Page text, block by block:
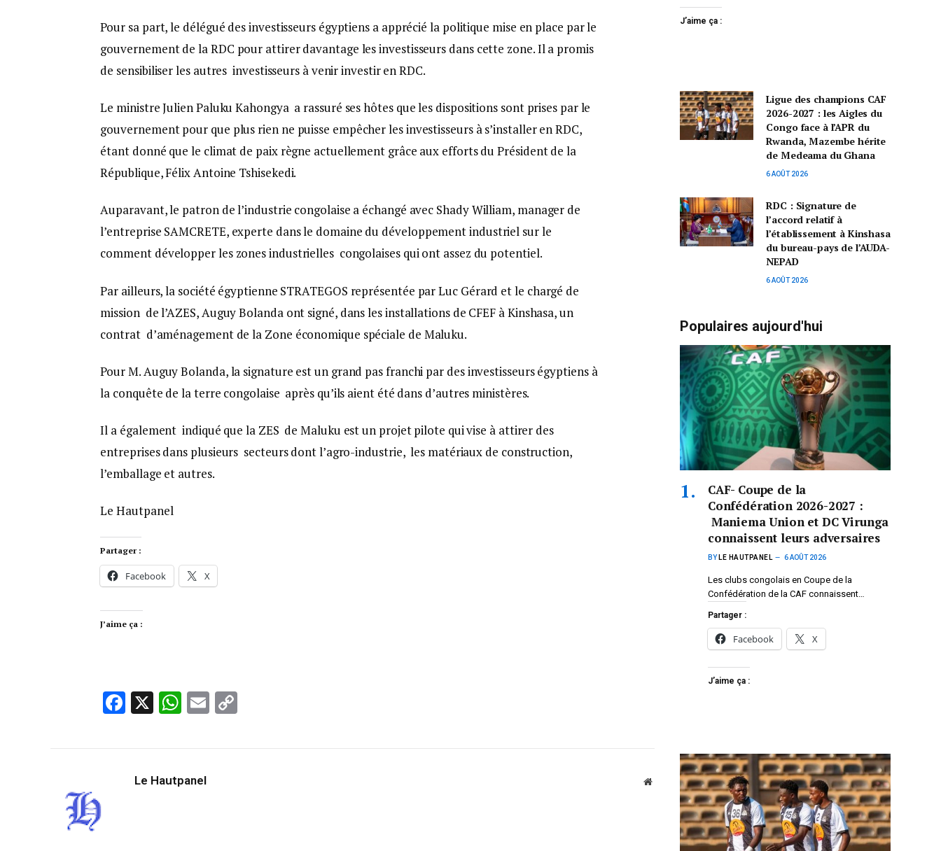
Pour sa part, le délégué des investisseurs égyptiens a apprécié la politique mise en place par le
gouvernement de la RDC pour attirer davantage les investisseurs dans cette zone. Il a promis
de sensibiliser les autres investisseurs à venir investir en RDC.
Le ministre Julien Paluku Kahongya a rassuré ses hôtes que les dispositions sont prises par le
gouvernement pour que plus rien ne puisse empêcher les investisseurs à s’installer en RDC,
étant donné que le climat de paix règne actuellement grâce aux efforts du Président de la
République, Félix Antoine Tshisekedi.
Auparavant, le patron de l’industrie congolaise a échangé avec Shady William, manager de
l’entreprise SAMCRETE, experte dans le domaine du développement industriel sur le
comment développer les zones industrielles congolaises qui ont assez du potentiel.
Par ailleurs, la société égyptienne STRATEGOS représentée par Luc Gérard et le chargé de
mission de l’AZES, Auguy Bolanda ont signé, dans les installations de CFEF à Kinshasa, un
contrat d’aménagement de la Zone économique spéciale de Maluku.
Pour M. Auguy Bolanda, la signature est un grand pas franchi par des investisseurs égyptiens à
la conquête de la terre congolaise après qu’ils aient été dans d’autres ministères.
Il a également indiqué que la ZES de Maluku est un projet pilote qui vise à attirer des
entreprises dans plusieurs secteurs dont l’agro-industrie, les matériaux de construction,
l’emballage et autres.
Le Hautpanel
Partager :
Facebook X
J’aime ça :
Facebook
X WhatsApp
Email
Le Hautpanel Website
J’aime ça :
Ligue des champions CAF
2026-2027 : les Aigles du
Congo face à l’APR du
Rwanda, Mazembe hérite
de Medeama du Ghana
6 AOÛT 2026
RDC : Signature de
l’accord relatif à
l’établissement à Kinshasa
du bureau-pays de l’AUDA-
NEPAD
6 AOÛT 2026
Populaires aujourd'hui
CAF- Coupe de la
Confédération 2026-2027 :
Maniema Union et DC Virunga
connaissent leurs adversaires
BY LE HAUTPANEL 6 AOÛT 2026
Les clubs congolais en Coupe de la
Confédération de la CAF connaissent…
Partager :
Facebook X
J’aime ça :